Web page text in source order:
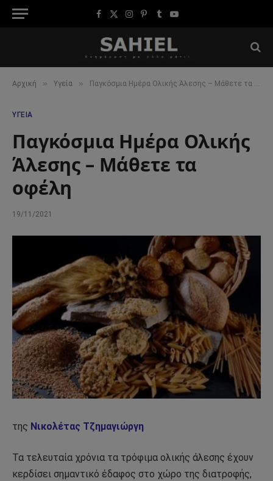
Facebook
X
Instagram
Pinterest
TumblrYouTube
Αρχική » Υγεία » Παγκόσμια Ημέρα Ολικής Άλεσης – Μάθετε τα οφέλη
ΥΓΕΊΑ
Παγκόσμια Ημέρα Ολικής
Άλεσης – Μάθετε τα
οφέλη
19/11/2021
της Νικολέτας Τζημαγιώργη
Τα τελευταία χρόνια τα τρόφιμα ολικής άλεσης έχουν
κερδίσει σημαντικό έδαφος στο χώρο της διατροφής,